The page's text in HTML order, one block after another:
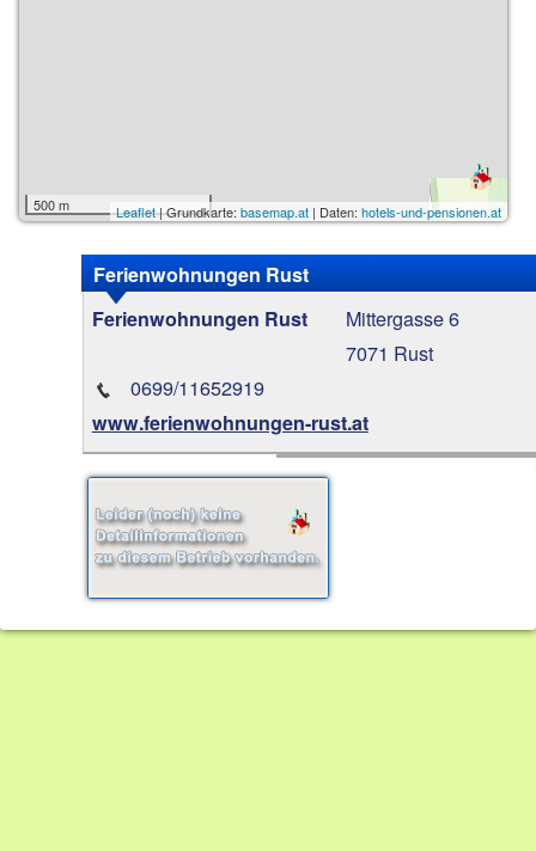
500 m Leaflet| Grundkarte: basemap.at| Daten: hotels-und-pensionen.at
Ferienwohnungen Rust
Ferienwohnungen Rust
Mittergasse 6
7071 Rust
0699/11652919
www.ferienwohnungen-rust.at